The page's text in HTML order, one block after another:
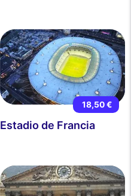
18,50 €
Estadio de Francia